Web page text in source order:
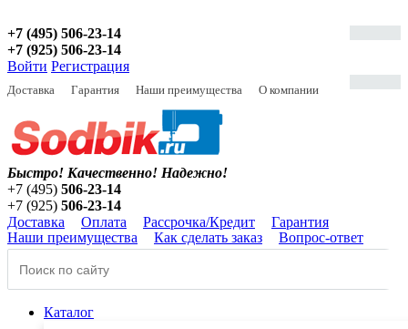
+7 (495) 506-23-14
+7 (925) 506-23-14
Войти Регистрация
Доставка Гарантия Наши преимущества О компании
Быстро! Качественно! Надежно!
+7 (495) 506-23-14
+7 (925) 506-23-14
Доставка
Оплата Рассрочка/Кредит
Гарантия
Наши преимущества
Как сделать заказ Вопрос-ответ
Каталог